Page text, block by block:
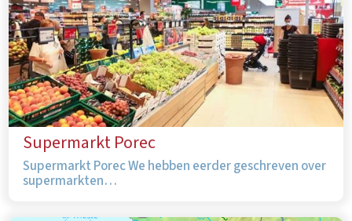
Supermarkt Porec
Supermarkt Porec We hebben eerder geschreven over
supermarkten…